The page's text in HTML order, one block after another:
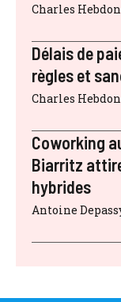
Charles Hebdon
Délais de
règles et
Charles Hebdon
Coworking
Biarritz
hybrides
Antoine